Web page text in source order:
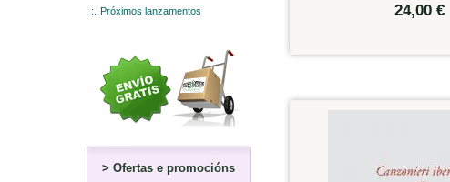
:.
Próximos lanzamentos
> Ofertas e promocións
24,00 €